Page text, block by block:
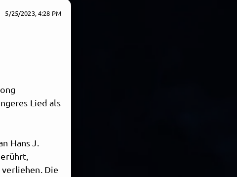
5/25/2023, 4:28 PM
Lied als
Hans J.
Die